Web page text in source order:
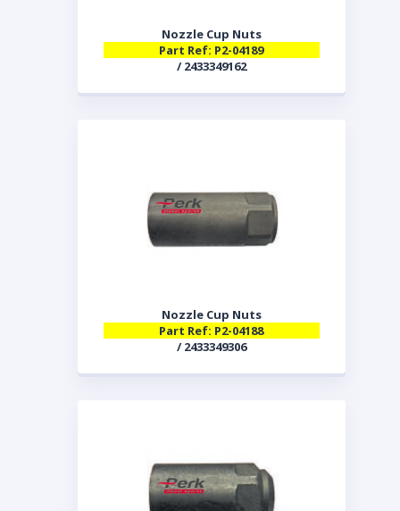
Nozzle Cup Nuts
Part Ref: P2-04189
/ 2433349162
Nozzle Cup Nuts
Part Ref: P2-04188
/ 2433349306